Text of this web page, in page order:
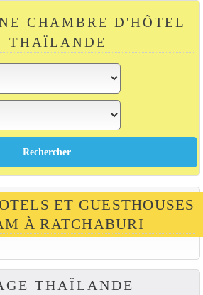
CHAMBRE D'HÔTEL
THAÏLANDE
ET GUESTHOUSES
À RATCHABURI
THAÏLANDE